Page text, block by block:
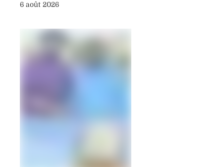
6 août 2026